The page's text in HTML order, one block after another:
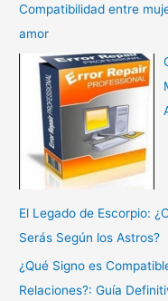
Compatibilidad entre
amor
El Legado de Escorpio:
Serás Según los Astros?
¿Qué Signo es
Relaciones?: Guía